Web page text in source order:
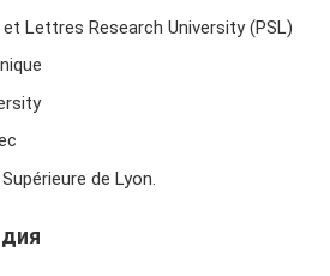
Lettres Research University (PSL)
de Lyon.